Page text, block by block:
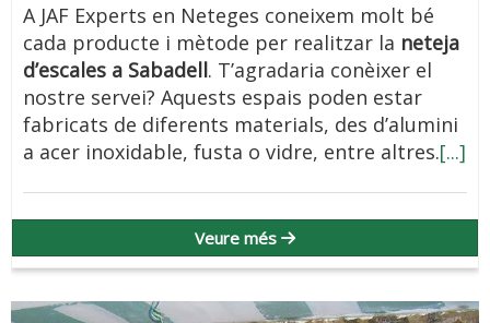
A JAF Experts en Neteges coneixem molt bé
cada producte i mètode per realitzar la neteja
d’escales a Sabadell. T’agradaria conèixer el
nostre servei? Aquests espais poden estar
fabricats de diferents materials, des d’alumini
a acer inoxidable, fusta o vidre, entre altres.[...]
Veure més